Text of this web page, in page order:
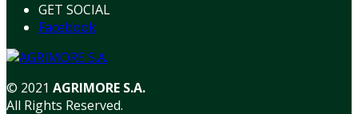
GET SOCIAL
Facebook
© 2021 AGRIMORE S.A.
All Rights Reserved.